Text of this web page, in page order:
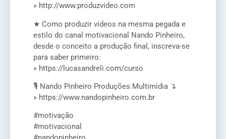
» http://www.produzvideo.com
★ Como produzir vídeos na mesma pegada e
estilo do canal motivacional Nando Pinheiro,
desde o conceito a produção final, inscreva-se
para saber primeiro:
» https://lucasandreli.com/curso
🎙️ Nando Pinheiro Produções Multimídia ↴
» https://www.nandopinheiro.com.br
#motivação
#motivacional